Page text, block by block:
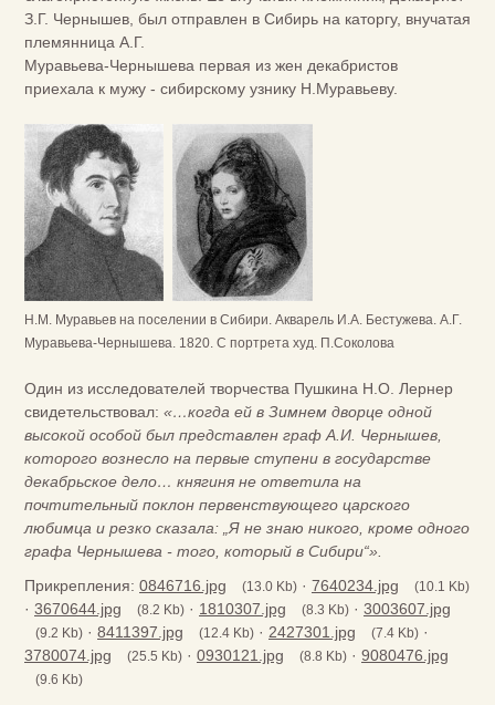
З.Г. Чернышев, был отправлен в Сибирь на каторгу, внучатая
племянница А.Г.
Муравьева-Чернышева первая из жен декабристов
приехала к мужу - сибирскому узнику Н.Муравьеву.
Н.М. Муравьев на поселении в Сибири. Акварель И.А. Бестужева. А.Г.
Муравьева-Чернышева. 1820. С портрета худ. П.Соколова
Один из исследователей творчества Пушкина Н.О. Лернер
свидетельствовал: «…когда ей в Зимнем дворце одной
высокой особой был представлен граф А.И. Чернышев,
которого вознесло на первые ступени в государстве
декабрьское дело… княгиня не ответила на
почтительный поклон первенствующего царского
любимца и резко сказала: „Я не знаю никого, кроме одного
графа Чернышева - того, который в Сибири“».
Прикрепления: 0846716.jpg (13.0 Kb) · 7640234.jpg (10.1 Kb)
· 3670644.jpg (8.2 Kb) · 1810307.jpg (8.3 Kb) · 3003607.jpg
(9.2 Kb) · 8411397.jpg (12.4 Kb) · 2427301.jpg (7.4 Kb) ·
3780074.jpg
(25.5 Kb) · 0930121.jpg (8.8 Kb) · 9080476.jpg
(9.6 Kb)